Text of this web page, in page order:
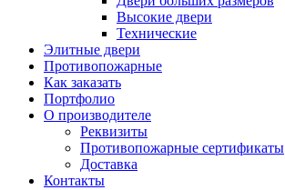
Высокие двери
Технические
Элитные двери
Противопожарные
Как заказать
Портфолио
О производителе
Реквизиты
Противопожарные сертификаты
Доставка
Контакты